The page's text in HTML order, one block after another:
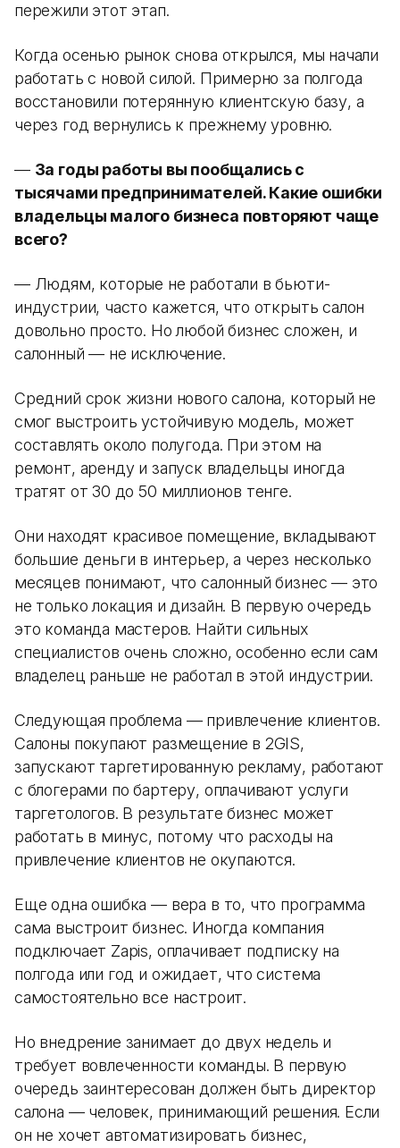
пережили этот этап.
Когда осенью рынок снова открылся, мы начали
работать с новой силой. Примерно за полгода
восстановили потерянную клиентскую базу, а
через год вернулись к прежнему уровню.
— За годы работы вы пообщались с
тысячами предпринимателей. Какие ошибки
владельцы малого бизнеса повторяют чаще
всего?
— Людям, которые не работали в бьюти-
индустрии, часто кажется, что открыть салон
довольно просто. Но любой бизнес сложен, и
салонный — не исключение.
Средний срок жизни нового салона, который не
смог выстроить устойчивую модель, может
составлять около полугода. При этом на
ремонт, аренду и запуск владельцы иногда
тратят от 30 до 50 миллионов тенге.
Они находят красивое помещение, вкладывают
большие деньги в интерьер, а через несколько
месяцев понимают, что салонный бизнес — это
не только локация и дизайн. В первую очередь
это команда мастеров. Найти сильных
специалистов очень сложно, особенно если сам
владелец раньше не работал в этой индустрии.
Следующая проблема — привлечение клиентов.
Салоны покупают размещение в 2GIS,
запускают таргетированную рекламу, работают
с блогерами по бартеру, оплачивают услуги
таргетологов. В результате бизнес может
работать в минус, потому что расходы на
привлечение клиентов не окупаются.
Еще одна ошибка — вера в то, что программа
сама выстроит бизнес. Иногда компания
подключает Zapis, оплачивает подписку на
полгода или год и ожидает, что система
самостоятельно все настроит.
Но внедрение занимает до двух недель и
требует вовлеченности команды. В первую
очередь заинтересован должен быть директор
салона — человек, принимающий решения. Если
он не хочет автоматизировать бизнес,